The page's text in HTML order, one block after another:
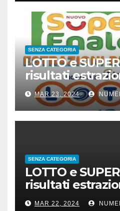
SENZA CATEGORIA
LOTTO e
risultati
22 marzo 2024
MAR 23, 2024
SENZA CATEGORIA
LOTTO e
risultati
21 marzo 2024
MAR 22, 2024
CONC.212 MERCOLEDI 20 MARZO